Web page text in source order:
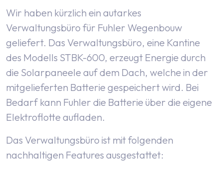
Wir haben kürzlich ein autarkes
Verwaltungsbüro für Fuhler Wegenbouw
geliefert. Das Verwaltungsbüro, eine Kantine
des Modells STBK-600, erzeugt Energie durch
die Solarpaneele auf dem Dach, welche in der
mitgelieferten Batterie gespeichert wird. Bei
Bedarf kann Fuhler die Batterie über die eigene
Elektroflotte aufladen.
Das Verwaltungsbüro ist mit folgenden
nachhaltigen Features ausgestattet: